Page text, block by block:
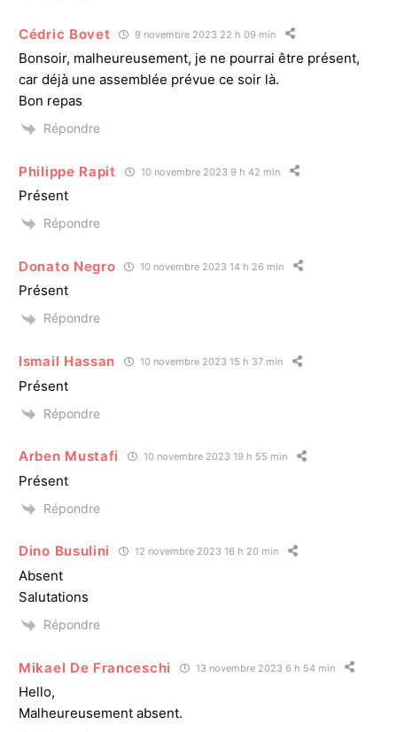
Cédric Bovet 9 novembre 2023 22 h 09 min
Bonsoir, malheureusement, je ne pourrai être présent,
car déjà une assemblée prévue ce soir là.
Bon repas
Répondre
Philippe Rapit 10 novembre 2023 9 h 42 min
Présent
Répondre
Donato Negro 10 novembre 2023 14 h 26 min
Présent
Répondre
Ismail Hassan 10 novembre 2023 15 h 37 min
Présent
Répondre
Arben Mustafi 10 novembre 2023 19 h 55 min
Présent
Répondre
Dino Busulini 12 novembre 2023 16 h 20 min
Absent
Salutations
Répondre
Mikael De Franceschi 13 novembre 2023 6 h 54 min
Hello,
Malheureusement absent.